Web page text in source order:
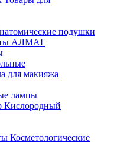
подушки
АЛМАГ
для макияжа
лампы
Кислородный
Косметологические